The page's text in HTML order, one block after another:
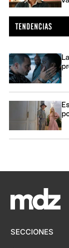
SECCIONES